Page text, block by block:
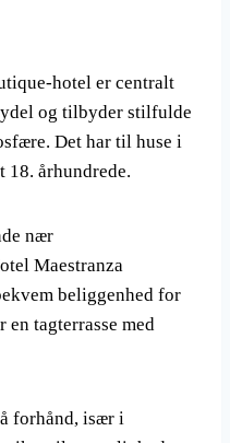
hotel er centralt
og tilbyder stilfulde
Det har til huse i
18. århundrede.
nær
Maestranza
beliggenhed for
tagterrasse med
forhånd, især i